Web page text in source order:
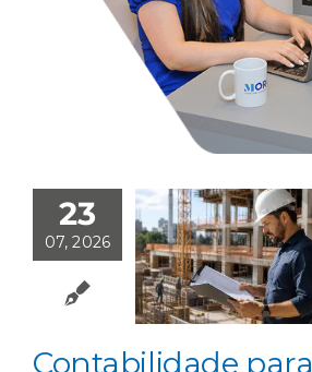
23
07, 2026
Contabilidade para